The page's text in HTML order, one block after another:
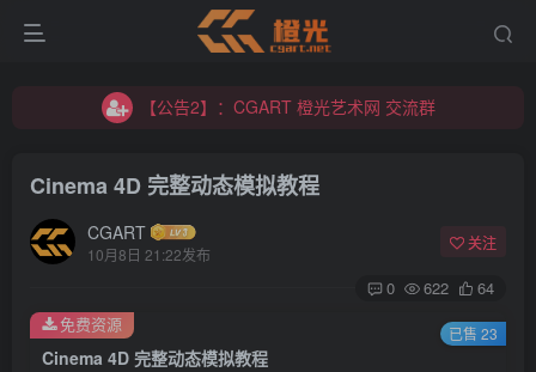
【公告2】：CGART 橙光艺术网 交流群
【公告2】：CGART 橙光艺术网 交流群
Cinema 4D 完整动态模拟教程
CGART
10月8日 21:22发布
关注
0 622 64
Cinema 4D 完整动态模拟教程
免费资源 已售 23
登录